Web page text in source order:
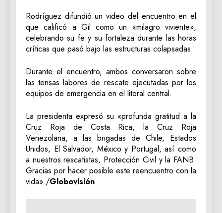
Rodríguez difundió un video del encuentro en el
que calificó a Gil como un «milagro viviente»,
celebrando su fe y su fortaleza durante las horas
críticas que pasó bajo las estructuras colapsadas.
Durante el encuentro, ambos conversaron sobre
las tensas labores de rescate ejecutadas por los
equipos de emergencia en el litoral central.
La presidenta expresó su «profunda gratitud a la
Cruz Roja de Costa Rica, la Cruz Roja
Venezolana, a las brigadas de Chile, Estados
Unidos, El Salvador, México y Portugal, así como
a nuestros rescatistas, Protección Civil y la FANB.
Gracias por hacer posible este reencuentro con la
vida»./Globovisión